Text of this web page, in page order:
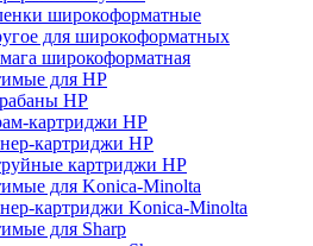
широкоформатные
для широкоформатных
широкоформатная
для HP
HP
картриджи HP
картриджи HP
картриджи HP
для Konica-Minolta
картриджи Konica-Minolta
для Sharp